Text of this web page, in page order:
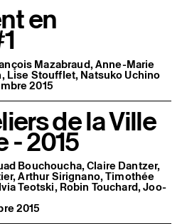
en
Mazabraud, Anne-Marie
Lise Stoufflet, Natsuko Uchino
2015
de la Ville
- 2015
Bouchoucha, Claire Dantzer,
Arthur Sirignano, Timothée
Teotski, Robin Touchard, Joo-
2015